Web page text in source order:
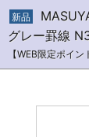
新品
グレー罫線
【WEB限定ポイン